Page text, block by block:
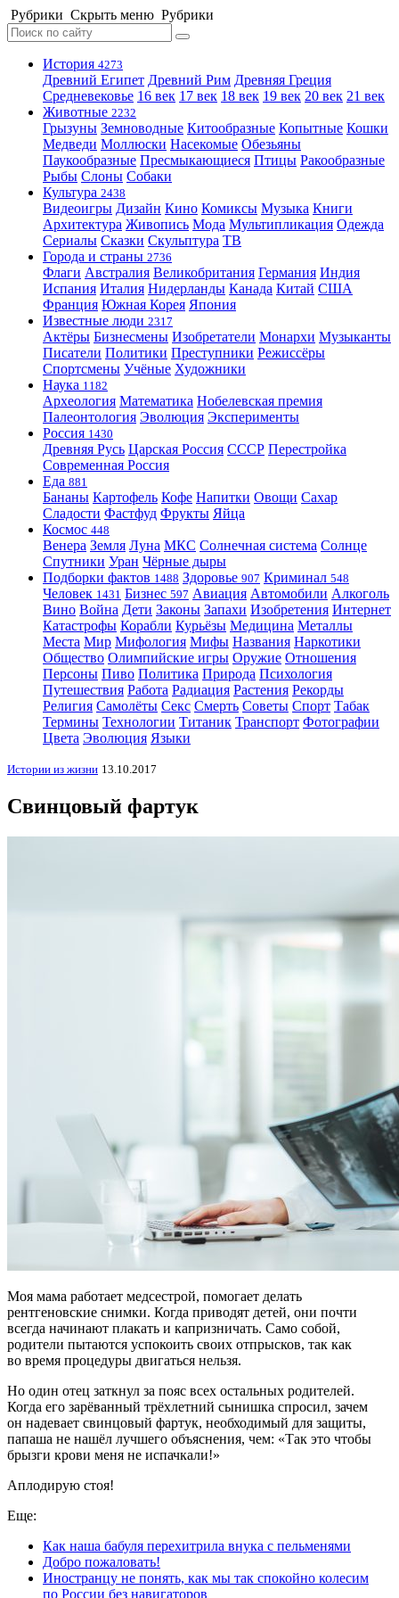
Рубрики Скрыть меню Рубрики
История 4273
Древний Египет Древний Рим Древняя Греция
Средневековье 16 век 17 век 18 век 19 век 20 век 21 век
Животные 2232
Грызуны Земноводные Китообразные Копытные Кошки
Медведи Моллюски Насекомые Обезьяны
Паукообразные Пресмыкающиеся Птицы Ракообразные
Рыбы Слоны Собаки
Культура 2438
Видеоигры Дизайн Кино Комиксы Музыка Книги
Архитектура Живопись Мода Мультипликация Одежда
Сериалы Сказки Скульптура ТВ
Города и страны 2736
Флаги Австралия Великобритания Германия Индия
Испания Италия Нидерланды Канада Китай США
Франция Южная Корея Япония
Известные люди 2317
Актёры Бизнесмены Изобретатели Монархи Музыканты
Писатели Политики Преступники Режиссёры
Спортсмены Учёные Художники
Наука 1182
Археология Математика Нобелевская премия
Палеонтология Эволюция Эксперименты
Россия 1430
Древняя Русь Царская Россия СССР Перестройка
Современная Россия
Еда 881
Бананы Картофель Кофе Напитки Овощи Сахар
Сладости Фастфуд Фрукты Яйца
Космос 448
Венера Земля Луна МКС Солнечная система Солнце
Спутники Уран Чёрные дыры
Подборки фактов 1488 Здоровье 907 Криминал 548
Человек 1431 Бизнес 597 Авиация Автомобили Алкоголь
Вино Война Дети Законы Запахи Изобретения Интернет
Катастрофы Корабли Курьёзы Медицина Металлы
Места Мир Мифология Мифы Названия Наркотики
Общество Олимпийские игры Оружие Отношения
Персоны Пиво Политика Природа Психология
Путешествия Работа Радиация Растения Рекорды
Религия Самолёты Секс Смерть Советы Спорт Табак
Термины Технологии Титаник Транспорт Фотографии
Цвета Эволюция Языки
Истории из жизни 13.10.2017
Свинцовый фартук
Моя мама работает медсестрой, помогает делать
рентгеновские снимки. Когда приводят детей, они почти
всегда начинают плакать и капризничать. Само собой,
родители пытаются успокоить своих отпрысков, так как
во время процедуры двигаться нельзя.
Но один отец заткнул за пояс всех остальных родителей.
Когда его зарёванный трёхлетний сынишка спросил, зачем
он надевает свинцовый фартук, необходимый для защиты,
папаша не нашёл лучшего объяснения, чем: «Так это чтобы
брызги крови меня не испачкали!»
Аплодирую стоя!
Еще:
Как наша бабуля перехитрила внука с пельменями
Добро пожаловать!
Иностранцу не понять, как мы так спокойно колесим
по России без навигаторов